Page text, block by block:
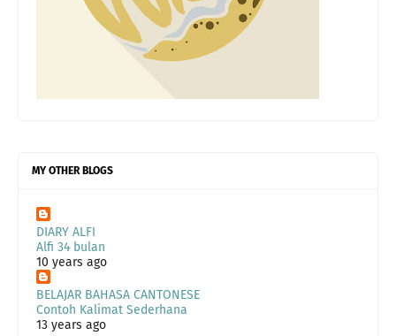
MY OTHER BLOGS
DIARY ALFI
Alfi 34 bulan
10 years ago
BELAJAR BAHASA CANTONESE
Contoh Kalimat Sederhana
13 years ago